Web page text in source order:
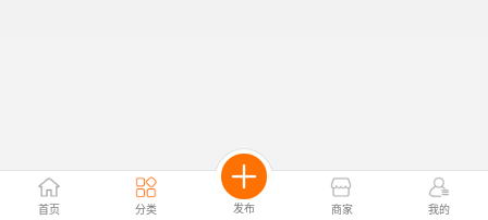
首页 分类 发布 商家 我的